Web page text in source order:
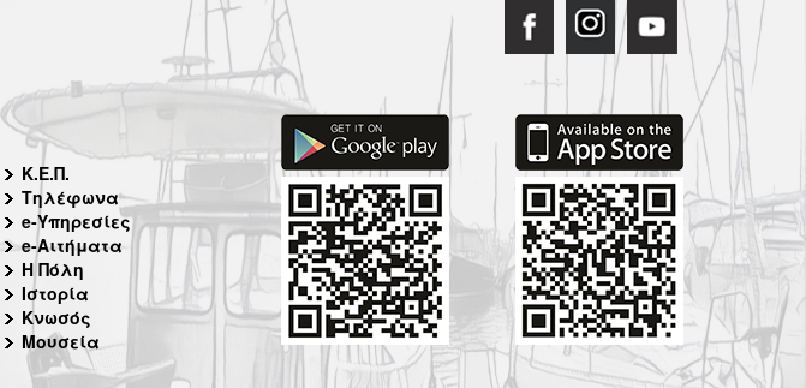
Κ.Ε.Π.
Τηλέφωνα
e-Υπηρεσίες
e-Αιτήματα
Η Πόλη
Ιστορία
Κνωσός
Μουσεία